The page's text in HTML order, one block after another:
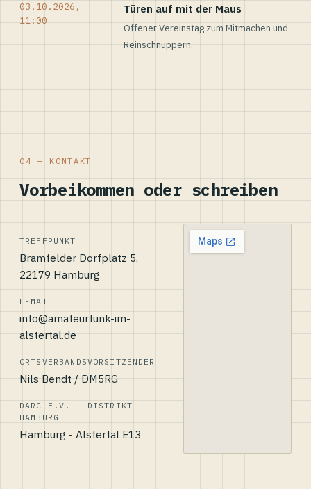
03.10.2026,
11:00
Türen auf mit der Maus
Offener Vereinstag zum Mitmachen und
Reinschnuppern.
04 — KONTAKT
Vorbeikommen oder schreiben
TREFFPUNKT
Bramfelder Dorfplatz 5,
22179 Hamburg
E-MAIL
info@amateurfunk-im-
alstertal.de
ORTSVERBANDSVORSITZENDER
Nils Bendt / DM5RG
DARC E.V. - DISTRIKT
HAMBURG
Hamburg - Alstertal E13